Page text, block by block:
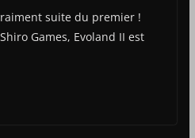
suite du premier !
Games, Evoland II est